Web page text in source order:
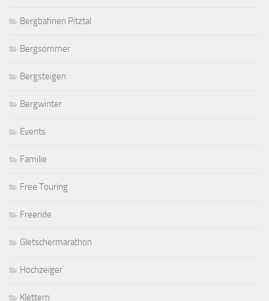
Bergbahnen Pitztal
Bergsommer
Bergsteigen
Bergwinter
Events
Familie
Free Touring
Freeride
Gletschermarathon
Hochzeiger
Klettern